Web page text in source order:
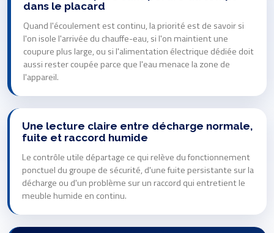
dans le placard
Quand l'écoulement est continu, la priorité est de savoir si
l'on isole l'arrivée du chauffe-eau, si l'on maintient une
coupure plus large, ou si l'alimentation électrique dédiée doit
aussi rester coupée parce que l'eau menace la zone de
l'appareil.
Une lecture claire entre décharge normale,
fuite et raccord humide
Le contrôle utile départage ce qui relève du fonctionnement
ponctuel du groupe de sécurité, d'une fuite persistante sur la
décharge ou d'un problème sur un raccord qui entretient le
meuble humide en continu.